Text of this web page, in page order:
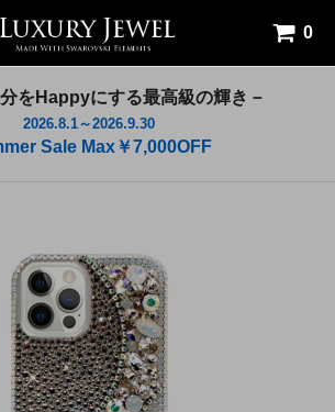
0
をHappyにする最高級の輝き－
2026.8.1～2026.9.30
Sale Max￥7,000OFF